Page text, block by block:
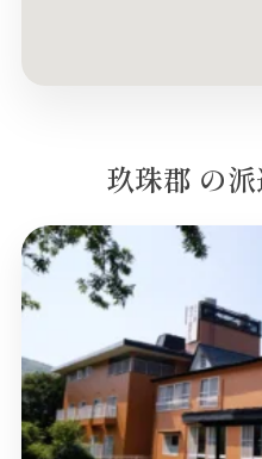
玖珠郡 の